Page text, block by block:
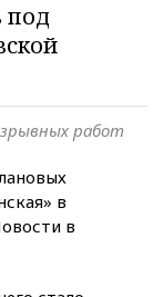
под
работ
в
в